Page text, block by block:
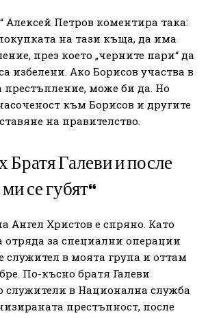
Алексей Петров коментира така:
на тази къща, да има
през което „черните пари“ да
избелени. Ако Борисов участва в
престъпление, може би да. Но
към Борисов и другите
на правителство.
Братя Галеви и после
се губят“
Ангел Христов е спряно. Като
отряда за специални операции
служител в моята група и оттам
По-късно братя Галеви
служители в Национална служба
престъпност, после